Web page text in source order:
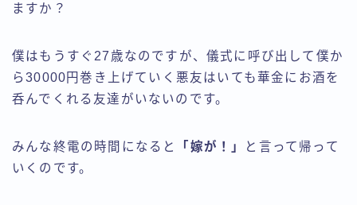
ますか？
僕はもうすぐ27歳なのですが、儀式に呼び出して僕か
ら30000円巻き上げていく悪友はいても華金にお酒を
呑んでくれる友達がいないのです。
みんな終電の時間になると 「嫁が！」
と言って帰って
いくのです。